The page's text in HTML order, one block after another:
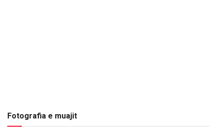
Fotografia e muajit